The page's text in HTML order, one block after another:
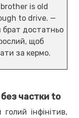
brother is old
to drive. —
брат достатньо
щоб
за кермо.
частки to
інфінітив,